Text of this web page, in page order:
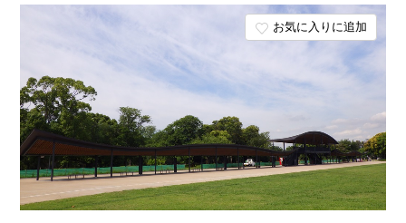
お気に入りに追加